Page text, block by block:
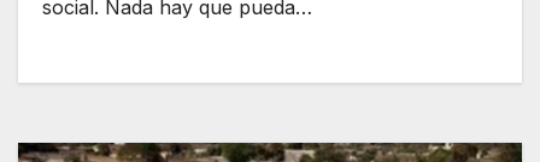
social. Nada hay que pueda…